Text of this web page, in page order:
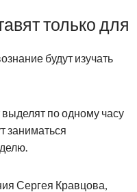
только для
будут изучать
по одному часу
заниматься
Сергея Кравцова,